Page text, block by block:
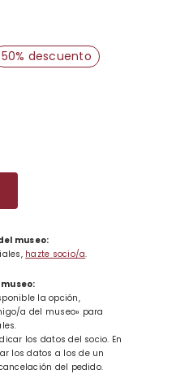
50% descuento
museo:
hazte socio/a.
la opción,
a del museo» para
los datos del socio. En
los datos a los de un
del pedido.